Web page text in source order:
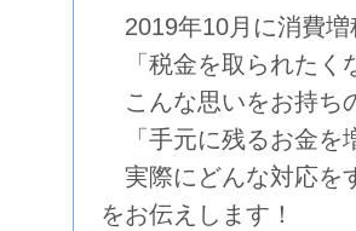
2019年10月に消費増
「税金を取られたく
こんな思いをお持ち
「手元に残るお金を
実際にどんな対応を
をお伝えします！